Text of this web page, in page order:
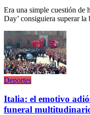
Era una simple cuestión de
Day’ consiguiera superar
Deportes
Italia: el emotivo
funeral